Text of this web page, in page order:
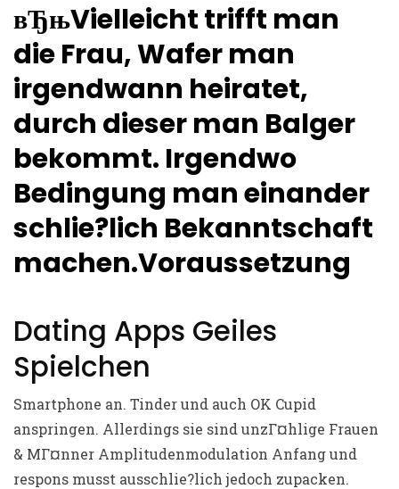
вЂњVielleicht trifft man
die Frau, Wafer man
irgendwann heiratet,
durch dieser man Balger
bekommt. Irgendwo
Bedingung man einander
schlie?lich Bekanntschaft
machen.Voraussetzung
Dating Apps Geiles
Spielchen
Smartphone an. Tinder und auch OK Cupid
anspringen. Allerdings sie sind unzГ¤hlige Frauen
& MГ¤nner Amplitudenmodulation Anfang und
respons musst ausschlie?lich jedoch zupacken.